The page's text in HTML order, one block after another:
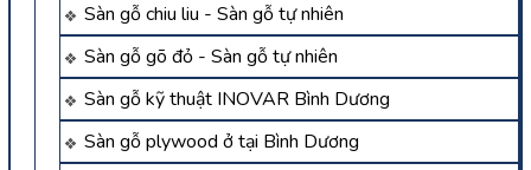
Sàn gỗ chiu liu - Sàn gỗ tự nhiên
Sàn gỗ gõ đỏ - Sàn gỗ tự nhiên
Sàn gỗ kỹ thuật INOVAR Bình Dương
Sàn gỗ plywood ở tại Bình Dương